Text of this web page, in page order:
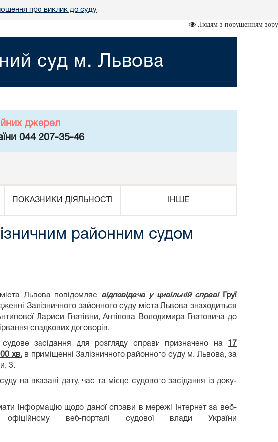
про виклик до суду
Людям з порушенням зору
суд м. Львова
джерел
044 207-35-46
ПОКАЗНИКИ ДІЯЛЬНОСТІ ІНШЕ
районним судом
Львова повідомляє відповідача у цивільній справі
Груї
Залізничного районного суду міста Львова знаходиться
Лариси Гнатівни, Антіпова Володимира Гнатовича до
спадкових договорів.
засідання для розгляду справи призначено на 17
хв.в приміщенні Залізничного районного суду м. Львова, за
3.
на вказані дату, час та місце судового засідання із доку-
інформацію щодо даної справи в мережі Інтернет за веб-
веб-порталі судової влади України